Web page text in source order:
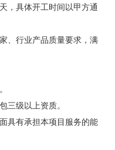
，具体开工时间以甲方通
、行业产品质量要求，满
三级以上资质。
具有承担本项目服务的能